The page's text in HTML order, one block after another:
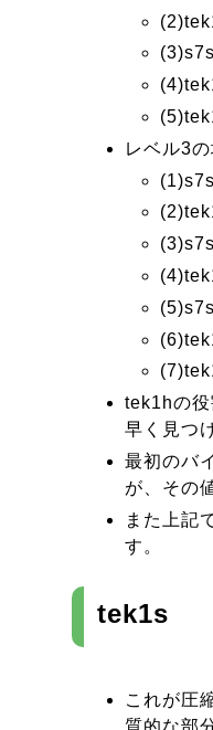
レベル3
tek1hの
早く見つ
最初のバ
が、その
また上記
す。
tek1s
これが圧
質的な部